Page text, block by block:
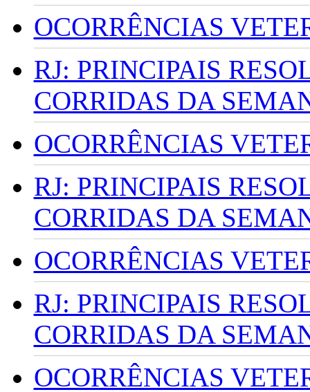
OCORRÊNCIAS
RJ: PRINCIPAIS
CORRIDAS DA
OCORRÊNCIAS
RJ: PRINCIPAIS
CORRIDAS DA
OCORRÊNCIAS
RJ: PRINCIPAIS
CORRIDAS DA
OCORRÊNCIAS